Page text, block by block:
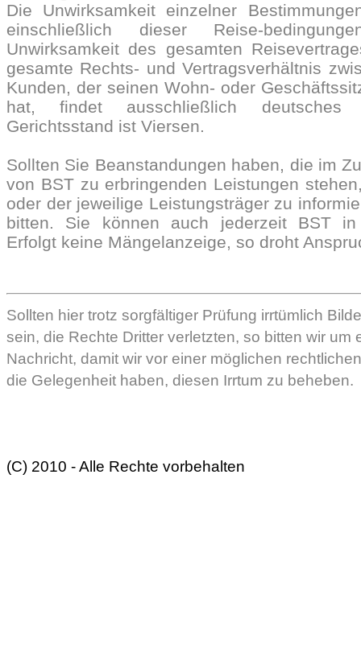
Die Unwirksamkeit einzelner
einschließlich dieser Reise-
Unwirksamkeit des gesamten
gesamte Rechts- und Vertragsverhältnis
Kunden, der seinen Wohn- oder
hat, findet ausschließlich deutsches
Gerichtsstand ist Viersen.
Sollten Sie Beanstandungen haben, die im
von BST zu erbringenden Leistungen
oder der jeweilige Leistungsträger zu
bitten. Sie können auch jederzeit BST in
Erfolgt keine Mängelanzeige, so droht
Sollten hier trotz sorgfältiger Prüfung irrtümlich
sein, die Rechte Dritter verletzten, so bitten wir um
Nachricht, damit wir vor einer möglichen
die Gelegenheit haben, diesen Irrtum zu beheben.
(C) 2010 - Alle Rechte vorbehalten